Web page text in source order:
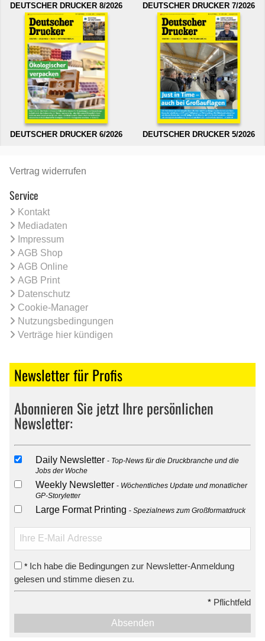
DEUTSCHER DRUCKER 8/2026 DEUTSCHER DRUCKER 7/2026
DEUTSCHER DRUCKER 6/2026 DEUTSCHER DRUCKER 5/2026
Vertrag widerrufen
Service
Kontakt
Mediadaten
Impressum
AGB Shop
AGB Online
AGB Print
Datenschutz
Cookie-Manager
Nutzungsbedingungen
Verträge hier kündigen
Newsletter für Profis
Abonnieren Sie jetzt Ihre persönlichen
Newsletter:
Daily Newsletter
Top-News für die Druckbranche und die
Jobs der Woche
Weekly Newsletter
Wöchentliches Update und monatlicher
GP-Storyletter
Large Format Printing Spezialnews zum Großformatdruck
* Ich habe die Bedingungen zur Newsletter-Anmeldung
gelesen und stimme diesen zu.
* Pflichtfeld
Absenden